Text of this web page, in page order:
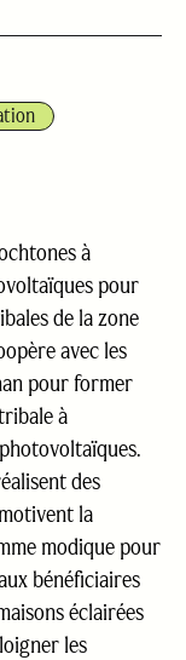
à
pour
de la zone
avec les
pour former
à
des
la
modique pour
bénéficiaires
éclairées
les